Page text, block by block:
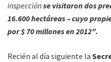
inspecciónse visitaron dos
16.600 hectáreas – cuyo
por $ 70 millones en 2012″.
Recién al día siguiente la